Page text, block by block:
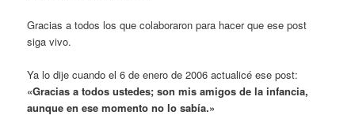
Gracias a todos los que colaboraron para hacer que ese post
siga vivo.
Ya lo dije cuando el 6 de enero de 2006 actualicé ese post:
«Gracias a todos ustedes; son mis amigos de la infancia,
aunque en ese momento no lo sabía.»